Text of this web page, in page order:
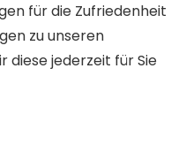
für die Zufriedenheit
zu unseren
diese jederzeit für Sie